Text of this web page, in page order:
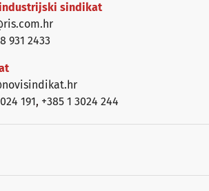
sindikat
931 2433
191, +385 1 3024 244